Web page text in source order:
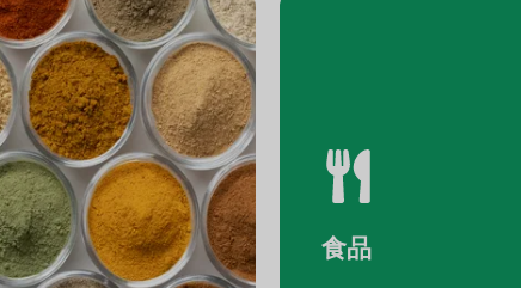
ーバー＆フレグ
ランス 食品